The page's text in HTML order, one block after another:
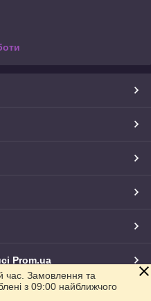
Prom.ua
час. Замовлення та
з 09:00 найближчого